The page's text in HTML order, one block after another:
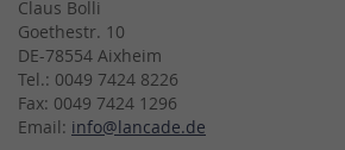
Claus Bolli
Goethestr. 10
DE-78554 Aixheim
Tel.: 0049 7424 8226
Fax: 0049 7424 1296
Email: info@lancade.de